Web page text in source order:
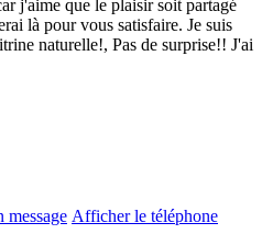
j'aime que le plaisir soit partagé
là pour vous satisfaire. Je suis
naturelle!, Pas de surprise!! J'ai
message Afficher le téléphone